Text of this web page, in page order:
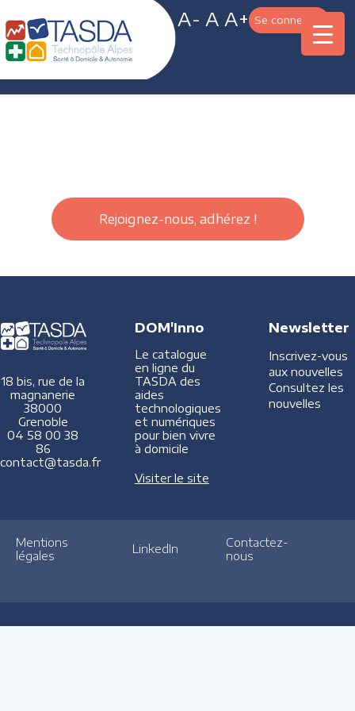
A- A A+ Se connecter
Rejoignez-nous, adhérez !
18 bis, rue de la
magnanerie
38000
Grenoble
04 58 00 38
86
contact@tasda.fr
DOM'Inno
Le catalogue
en ligne du
TASDA des
aides
technologiques
et numériques
pour bien vivre
à domicile
Visiter le site
Newsletter
Inscrivez-vous
aux nouvelles
Consultez les
nouvelles
Mentions
légales
LinkedIn
Contactez-
nous